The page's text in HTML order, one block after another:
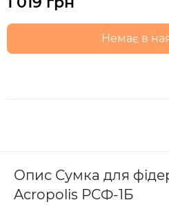
Немає в
Опис Сумка для
Acropolis РСФ-1Б